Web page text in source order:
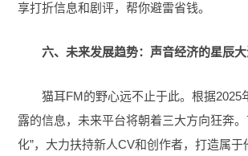
享打折信息和剧评，帮你避雷省钱。
六、未来发展趋势：声音经济的星辰大
猫耳FM的野心远不止于此。根据2025
露的信息，未来平台将朝着三大方向狂奔
化”，大力扶持新人CV和创作者，打造属于